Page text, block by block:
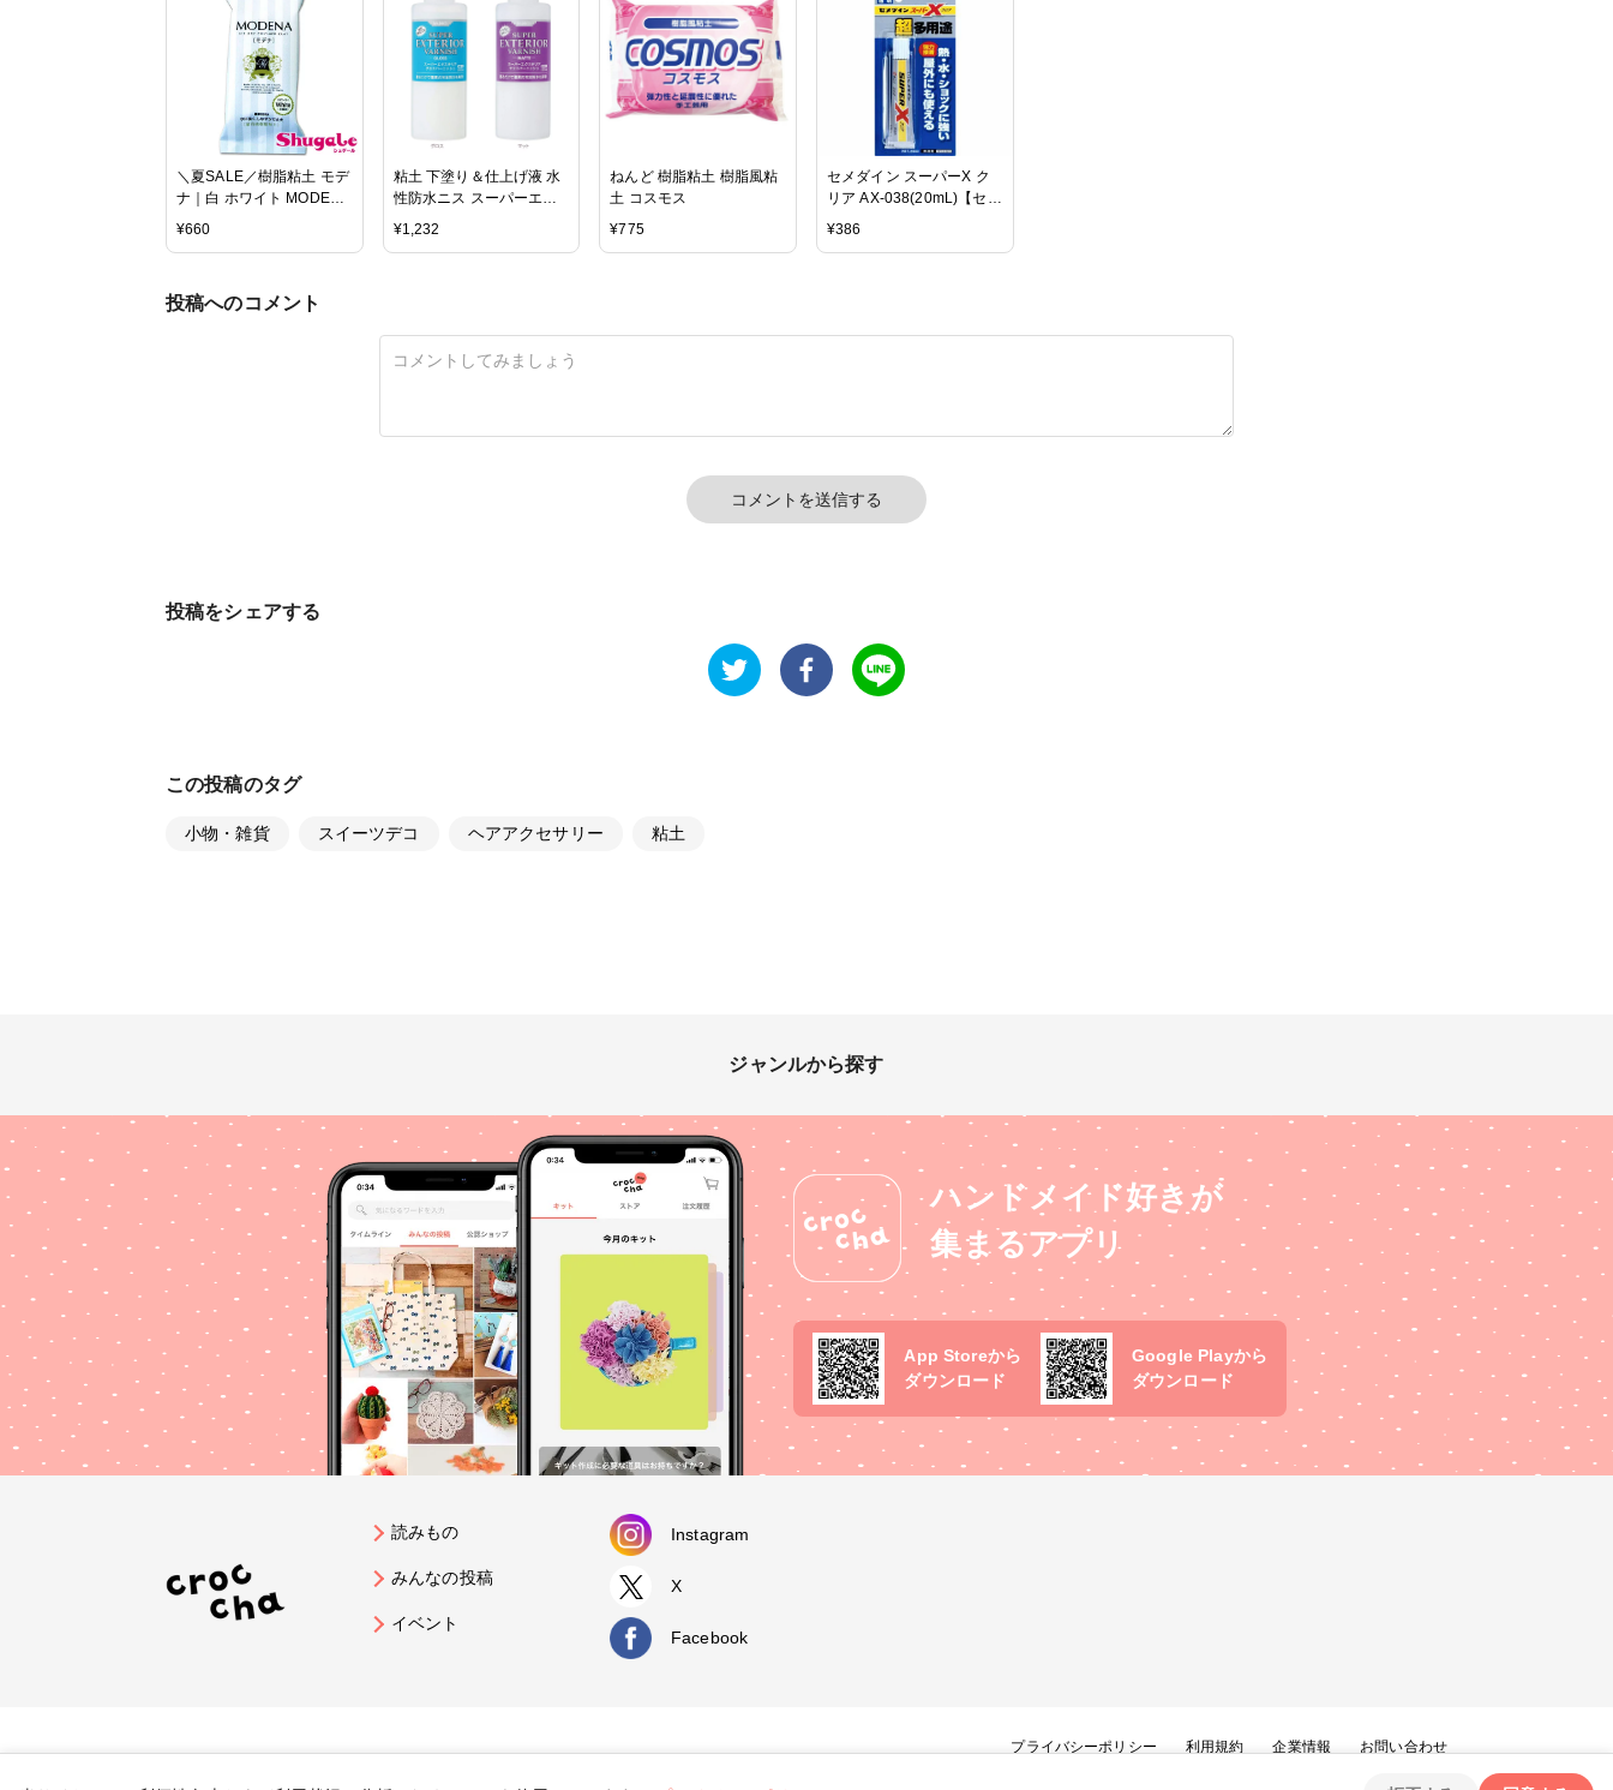
＼夏SALE／樹脂粘土 モデ
ナ｜白 ホワイト MODENA
パジコ 粘土 モデナ ねんど
¥660
粘土 下塗り＆仕上げ液 水
性防水ニス スーパーエク
ステリアバーニッシュ｜パ
ジコ ニス
¥1,232
ねんど 樹脂粘土 樹脂風粘
土 コスモス
¥775
セメダイン スーパーX ク
リア AX-038(20mL)【セメ
ダイン】
¥386
投稿へのコメント
コメントを送信する
投稿をシェアする
この投稿のタグ
小物・雑貨 スイーツデコ ヘアアクセサリー 粘土
ジャンルから探す
ハンドメイド好きが
集まるアプリ
App Storeから
ダウンロード
Google Playから
ダウンロード
読みもの
みんなの投稿
イベント
Instagram
X
Facebook
プライバシーポリシー 利用規約 企業情報 お問い合わせ